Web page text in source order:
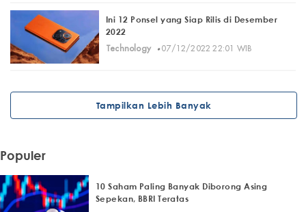
Ini 12 Ponsel yang Siap Rilis di Desember
2022
Technology
· 07/12/2022 22:01 WIB
Tampilkan Lebih Banyak
Populer
10 Saham Paling Banyak Diborong Asing
Sepekan, BBRI Teratas